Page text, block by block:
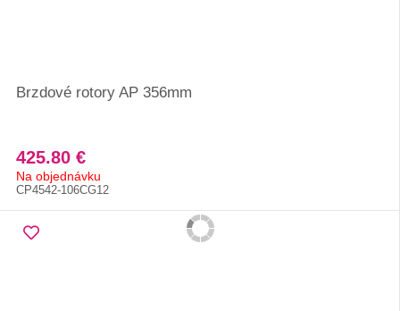
Brzdové rotory AP 356mm
425.80 €
Na objednávku
CP4542-106CG12